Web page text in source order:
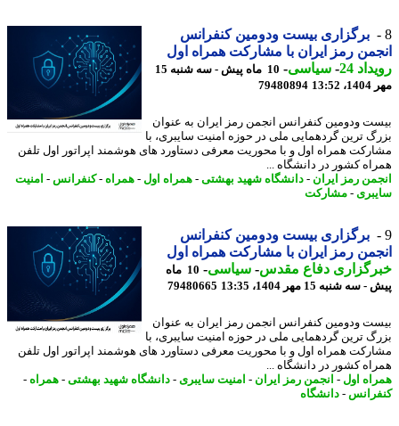
برگزاری بیست ودومین کنفرانس
رمز ایران با مشارکت همراه اول
24
-سیاسی-
10 ماه پیش - سه شنبه 15
79480894
ودومین کنفرانس انجمن رمز ایران به عنوان
ترین گردهمایی ملی در حوزه امنیت سایبری، با
همراه اول و با محوریت معرفی دستاورد های هوشمند اپراتور اول تلفن
کشور در دانشگاه ...
رمز ایران - دانشگاه شهید بهشتی-همراه اول-همراه- کنفرانس -امنیت
- مشارکت
برگزاری بیست ودومین کنفرانس
رمز ایران با مشارکت همراه اول
دفاع مقدس-سیاسی-
10 ماه
شنبه 15 مهر 1404، 13:35
79480665
ودومین کنفرانس انجمن رمز ایران به عنوان
ترین گردهمایی ملی در حوزه امنیت سایبری، با
همراه اول و با محوریت معرفی دستاورد های هوشمند اپراتور اول تلفن
کشور در دانشگاه ...
اول-انجمن رمز ایران - امنیت سایبری- دانشگاه شهید بهشتی-همراه-
-دانشگاه